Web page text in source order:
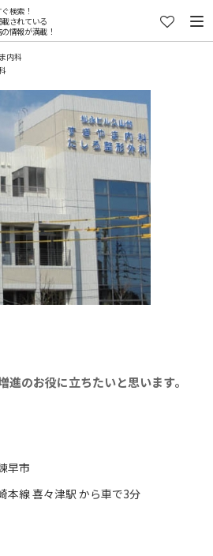
検索！
されている
情報が満載！
内科
のお役に立ちたいと思います。
早市
本線 喜々津駅 から車で3分